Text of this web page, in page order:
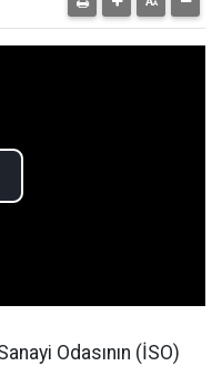
Odasının (İSO)